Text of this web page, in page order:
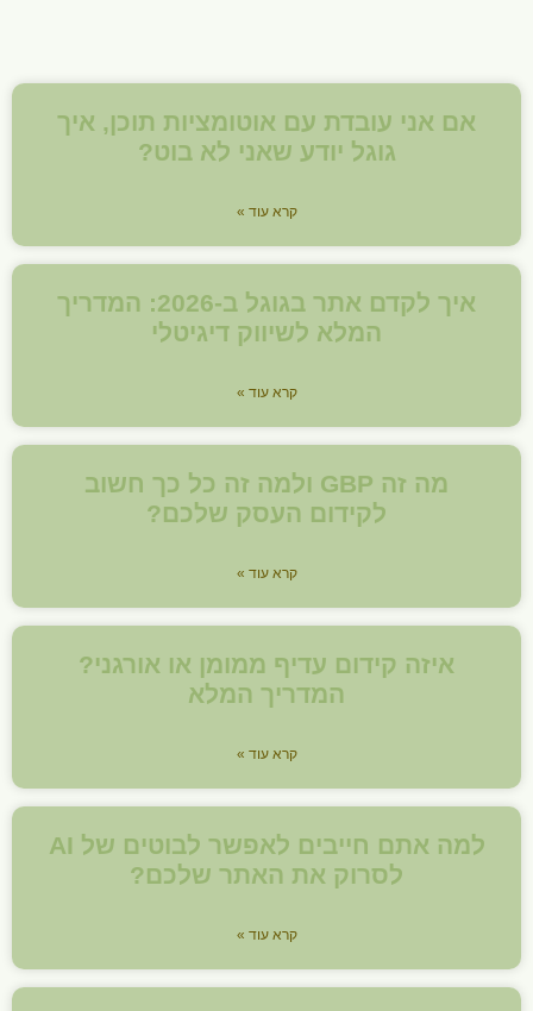
אם אני עובדת עם אוטומציות תוכן, איך
גוגל יודע שאני לא בוט?
קרא עוד »
איך לקדם אתר בגוגל ב-2026: המדריך
המלא לשיווק דיגיטלי
קרא עוד »
מה זה GBP ולמה זה כל כך חשוב
לקידום העסק שלכם?
קרא עוד »
איזה קידום עדיף ממומן או אורגני?
המדריך המלא
קרא עוד »
למה אתם חייבים לאפשר לבוטים של AI
לסרוק את האתר שלכם?
קרא עוד »